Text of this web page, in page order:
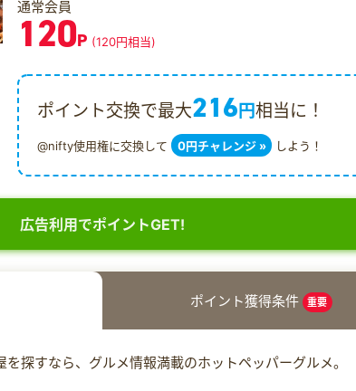
通常会員
120P (120円相当)
ポイント交換で最大216円相当に！
@nifty使用権に交換して 0円チャレンジ » しよう！
広告利用でポイントGET!
ポイント獲得条件 重要
探すなら、グルメ情報満載のホットペッパーグルメ。